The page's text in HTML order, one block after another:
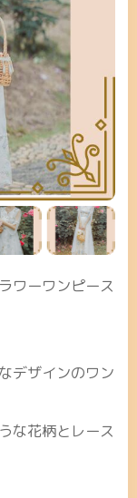
ワーワンピース
デザインのワン
な花柄とレース